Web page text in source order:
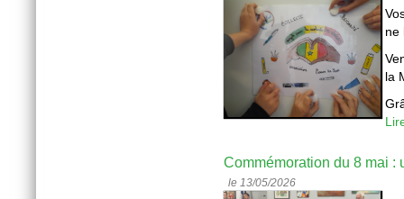
ne
la
Commémoration du 8 mai :
le 13/05/2026